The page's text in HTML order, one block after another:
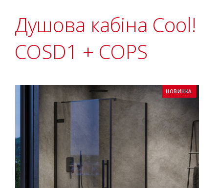
Душова кабіна Cool!
COSD1 + COPS
НОВИНКА